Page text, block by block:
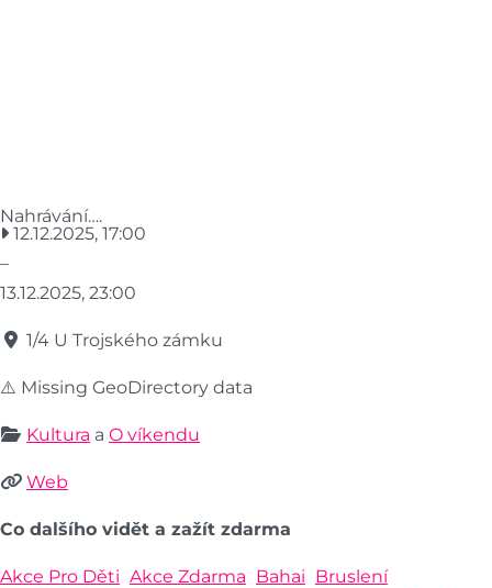
Nahrávání….
12.12.2025, 17:00
–
13.12.2025, 23:00
1/4 U Trojského zámku
⚠️ Missing GeoDirectory data
Kultura a O víkendu
Web
Co dalšího vidět a zažít zdarma
Akce Pro Děti Akce Zdarma Bahai Bruslení